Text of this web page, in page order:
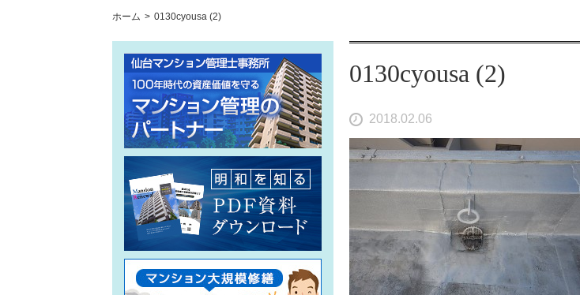
ホーム 0130cyousa (2)
0130cyousa (2)
2018.02.06